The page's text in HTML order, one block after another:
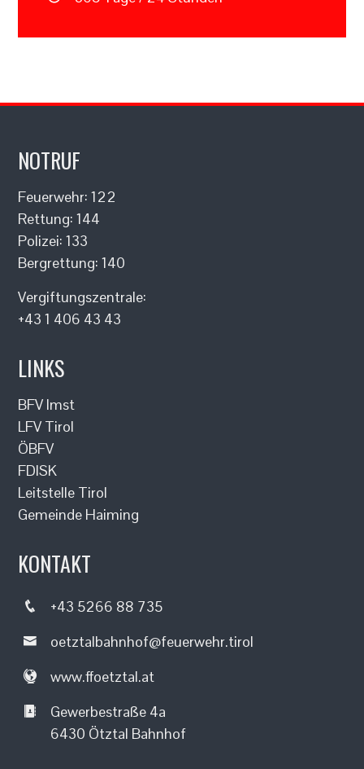
NOTRUF
Feuerwehr: 122
Rettung: 144
Polizei: 133
Bergrettung: 140
Vergiftungszentrale:
+43 1 406 43 43
LINKS
BFV Imst
LFV Tirol
ÖBFV
FDISK
Leitstelle Tirol
Gemeinde Haiming
KONTAKT
+43 5266 88 735
oetztalbahnhof@feuerwehr.tirol
www.ffoetztal.at
Gewerbestraße 4a
6430 Ötztal Bahnhof